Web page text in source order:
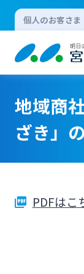
個人のお客さま
個人
法人向
地域商
ざき」
PDFはこ